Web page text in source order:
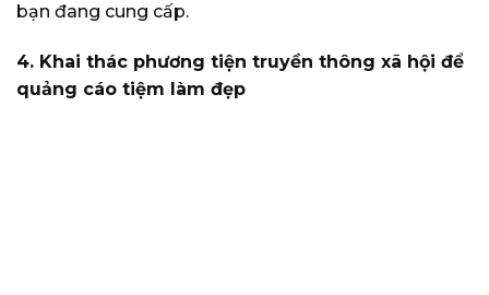
bạn đang cung cấp.
4. Khai thác phương tiện truyền thông xã hội để
quảng cáo tiệm làm đẹp